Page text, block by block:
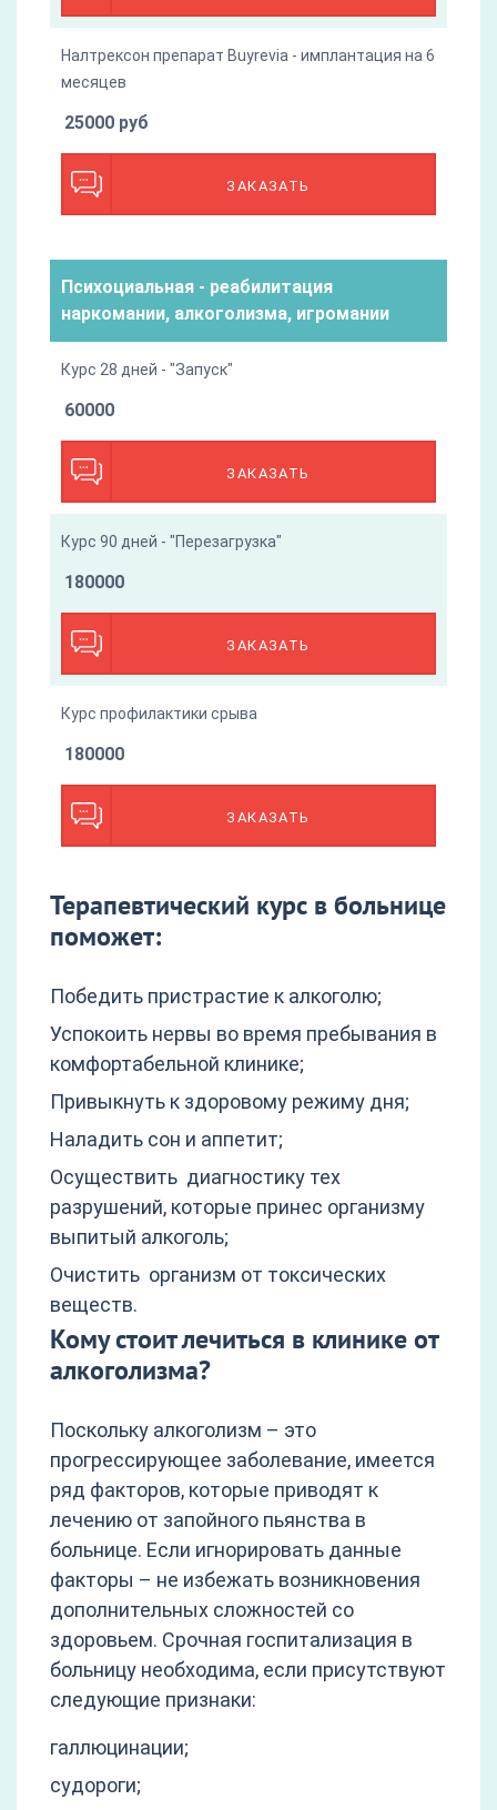
Налтрексон препарат Buyrevia - имплантация на 6
месяцев
ЗАКАЗАТЬ
25000 руб
Психоциальная - реабилитация
наркомании, алкоголизма, игромании
Курс 28 дней - "Запуск"
ЗАКАЗАТЬ
60000
Курс 90 дней - "Перезагрузка"
ЗАКАЗАТЬ
180000
Курс профилактики срыва
ЗАКАЗАТЬ
180000
Терапевтический курс в больнице
поможет:
Победить пристрастие к алкоголю;
Успокоить нервы во время пребывания в
комфортабельной клинике;
Привыкнуть к здоровому режиму дня;
Наладить сон и аппетит;
Осуществить диагностику тех
разрушений, которые принес организму
выпитый алкоголь;
Очистить организм от токсических
веществ.
Кому стоит лечиться в клинике от
алкоголизма?
Поскольку алкоголизм – это
прогрессирующее заболевание, имеется
ряд факторов, которые приводят к
лечению от запойного пьянства в
больнице. Если игнорировать данные
факторы – не избежать возникновения
дополнительных сложностей со
здоровьем. Срочная госпитализация в
больницу необходима, если присутствуют
следующие признаки:
галлюцинации;
судороги;